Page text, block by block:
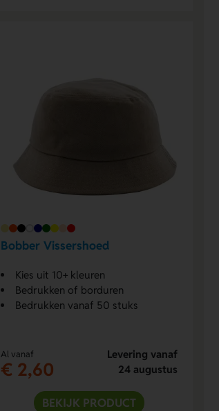
Bobber Vissershoed
Kies uit 10+ kleuren
Bedrukken of borduren
Bedrukken vanaf 50 stuks
Al vanaf
€ 2,60
Levering vanaf
24 augustus
BEKIJK PRODUCT